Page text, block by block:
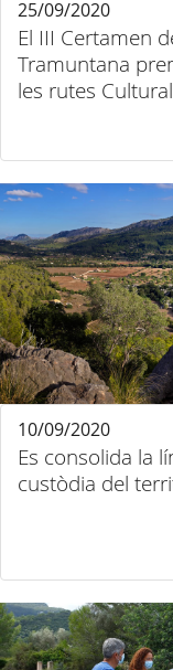
El III Certamen
Tramuntana premiarà les millors fotografies de
les rutes
25/09/2020
Es consolida la
custòdia del
10/09/2020